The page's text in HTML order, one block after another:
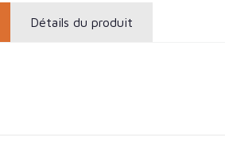
Détails du produit